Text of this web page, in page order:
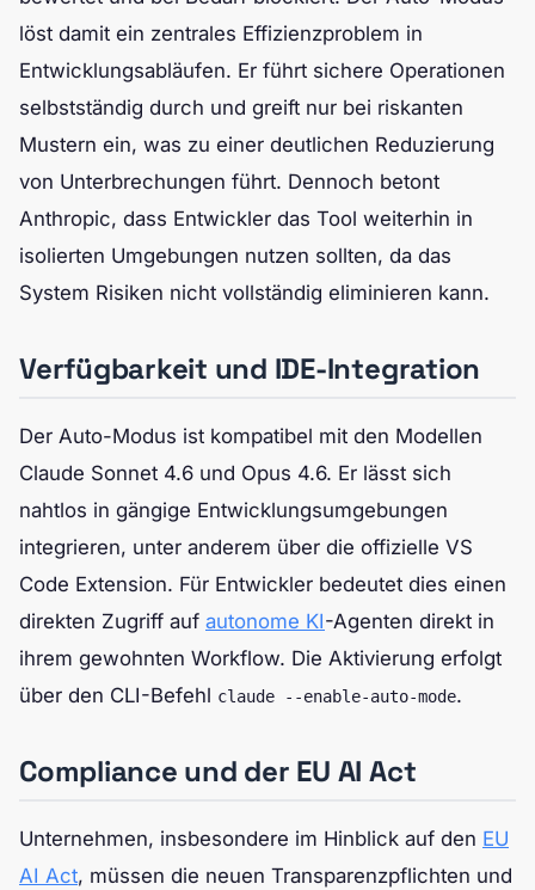
löst damit ein zentrales Effizienzproblem in
Entwicklungsabläufen. Er führt sichere Operationen
selbstständig durch und greift nur bei riskanten
Mustern ein, was zu einer deutlichen Reduzierung
von Unterbrechungen führt. Dennoch betont
Anthropic, dass Entwickler das Tool weiterhin in
isolierten Umgebungen nutzen sollten, da das
System Risiken nicht vollständig eliminieren kann.
Verfügbarkeit und IDE-Integration
Der Auto-Modus ist kompatibel mit den Modellen
Claude Sonnet 4.6 und Opus 4.6. Er lässt sich
nahtlos in gängige Entwicklungsumgebungen
integrieren, unter anderem über die offizielle VS
Code Extension. Für Entwickler bedeutet dies einen
direkten Zugriff auf autonome KI-Agenten direkt in
ihrem gewohnten Workflow. Die Aktivierung erfolgt
über den CLI-Befehl claude --enable-auto-mode.
Compliance und der EU AI Act
Unternehmen, insbesondere im Hinblick auf den EU
AI Act, müssen die neuen Transparenzpflichten und